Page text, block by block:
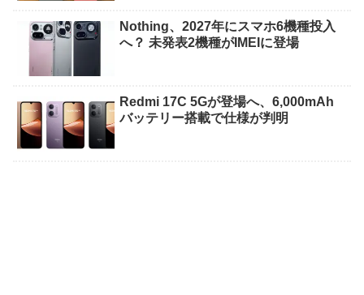
Nothing、2027年にスマホ6機種投入
へ？ 未発表2機種がIMEIに登場
Redmi 17C 5Gが登場へ、6,000mAh
バッテリー搭載で仕様が判明